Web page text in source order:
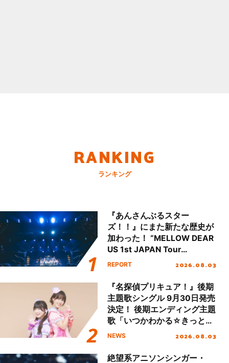
RANKING
ランキング
『あんさんぶるスター
ズ！！』にまた新たな歴史が
加わった！ “MELLOW DEAR
US 1st JAPAN Tour
Final「NICE to meet YOU
ート!!
REPORT 2026.08.03
『名探偵プリキュア！』後期
主題歌シングル 9月30日発売
決定！ 後期エンディング主題
歌「いつかわかる☆きっとあ
える」TVサイズ先行配信開
NEWS 2026.08.03
絶望系アニソンシンガー・